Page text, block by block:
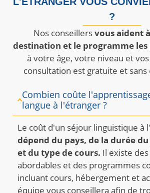
?
Nos conseillersvous aident
destination et le programme les
à votre âge, votre niveau et
consultation est gratuite et
Combien coûte
langue à l'étranger ?
Le coût d'un séjour linguistique à
dépend du pays, de la durée
et du type de cours. Il existe
abordables et des programmes
incluant cours, hébergement et
équipe vous conseillera afin de